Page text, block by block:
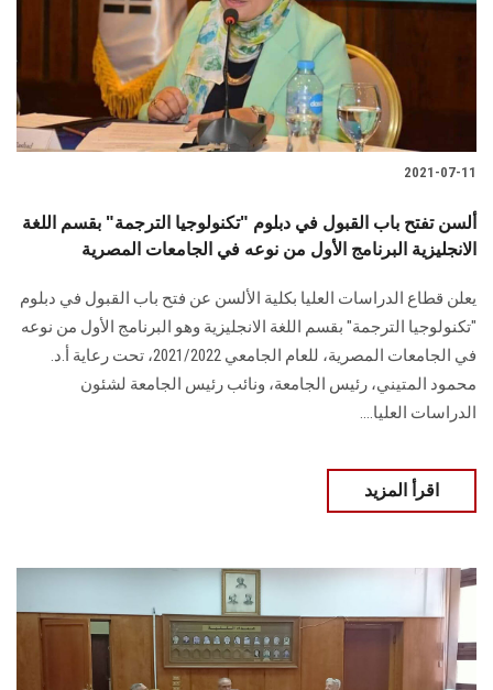
2021-07-11
ألسن تفتح باب القبول في دبلوم "تكنولوجيا الترجمة" بقسم اللغة
الانجليزية البرنامج الأول من نوعه في الجامعات المصرية
يعلن قطاع الدراسات العليا بكلية الألسن عن فتح باب القبول في دبلوم
"تكنولوجيا الترجمة" بقسم اللغة الانجليزية وهو البرنامج الأول من نوعه
في الجامعات المصرية، للعام الجامعي 2021/2022، تحت رعاية أ.د.
محمود المتيني، رئيس الجامعة، ونائب رئيس الجامعة لشئون
الدراسات العليا....
اقرأ المزيد